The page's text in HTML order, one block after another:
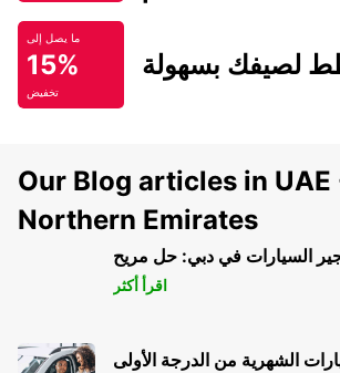
ما يصل إلى
15%
تخفيض
لصيفك بسهولة
Our Blog articles in UAE
Northern Emirates
السيارات في دبي: حل مريح
اقرأ أكثر
الشهرية من الدرجة الأولى